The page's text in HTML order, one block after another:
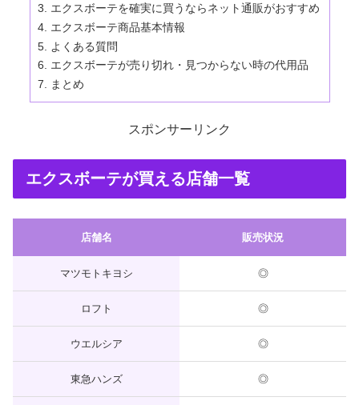
エクスボーテを確実に買うならネット通販がおすすめ
エクスボーテ商品基本情報
よくある質問
エクスボーテが売り切れ・見つからない時の代用品
まとめ
スポンサーリンク
エクスボーテが買える店舗一覧
店舗名 販売状況
マツモトキヨシ ◎
ロフト ◎
ウエルシア ◎
東急ハンズ ◎